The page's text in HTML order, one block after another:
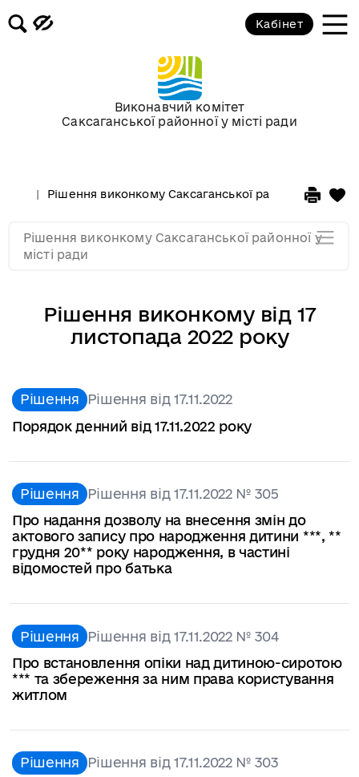
Виконавчий комітет
Саксаганської районної у місті ради
Кабінет
Рішення виконкому Саксаганської районної у місті
Рішення виконкому від 17
листопада 2022 року
Рішення Рішення від 17.11.2022
Порядок денний від 17.11.2022 року
Рішення Рішення від 17.11.2022 № 305
Про надання дозволу на внесення змін до
актового запису про народження дитини ***, **
грудня 20** року народження, в частині
відомостей про батька
Рішення Рішення від 17.11.2022 № 304
Про встановлення опіки над дитиною-сиротою
*** та збереження за ним права користування
житлом
Рішення Рішення від 17.11.2022 № 303
Рішення виконкому Саксаганської районної у
місті ради
Засідання за 2015 рік
Засідання за 2014 рік
Засідання за 2013 рік
Засідання за 2011
Засідання за 2010